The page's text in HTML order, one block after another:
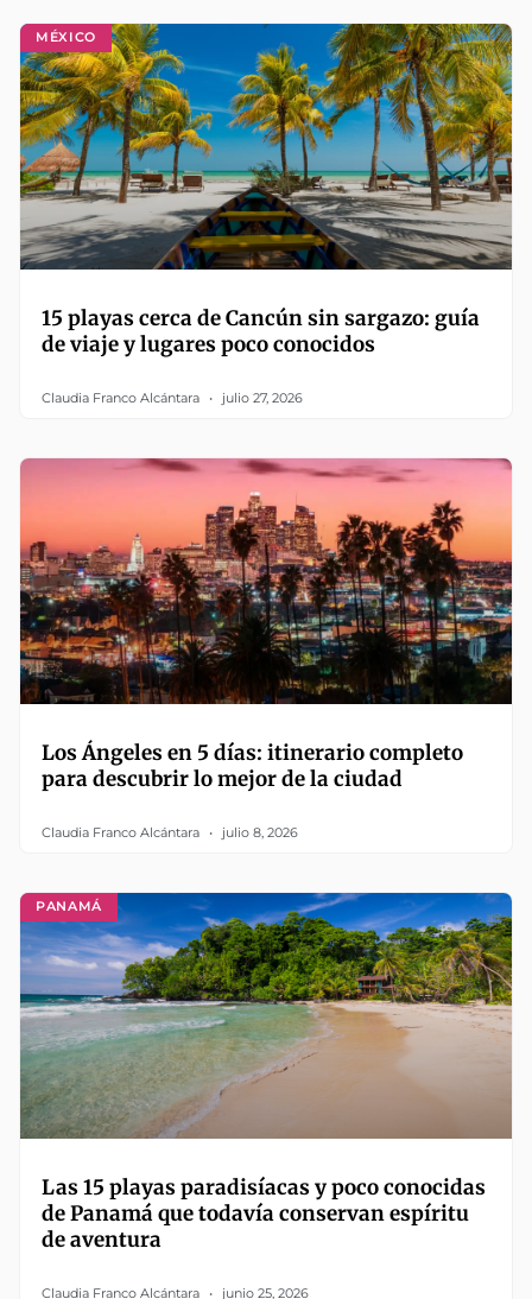
MÉXICO
15 playas cerca de Cancún sin sargazo: guía
de viaje y lugares poco conocidos
Claudia Franco Alcántara julio 27, 2026
Los Ángeles en 5 días: itinerario completo
para descubrir lo mejor de la ciudad
Claudia Franco Alcántara julio 8, 2026
PANAMÁ
Las 15 playas paradisíacas y poco conocidas
de Panamá que todavía conservan espíritu
de aventura
Claudia Franco Alcántara junio 25, 2026